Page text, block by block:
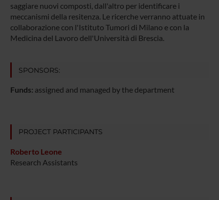
saggiare nuovi composti, dall'altro per identificare i
meccanismi della resitenza. Le ricerche verranno attuate in
collaborazione con l'Istituto Tumori di Milano e con la
Medicina del Lavoro dell'Università di Brescia.
SPONSORS:
Funds: assigned and managed by the department
PROJECT PARTICIPANTS
Roberto Leone
Research Assistants